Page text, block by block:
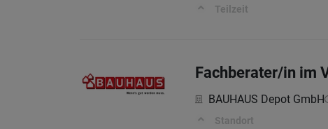
Teilzeit
Fachberater/in im
BAUHAUS Depot GmbH
Standort